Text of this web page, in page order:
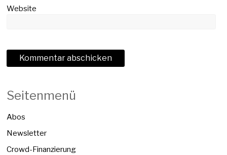
Website
Seitenmenü
Abos
Newsletter
Crowd-Finanzierung